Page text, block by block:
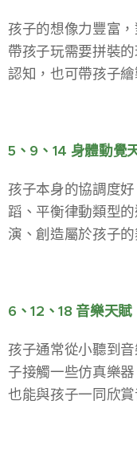
孩子的想像力豐富
帶孩子玩需要拼裝
認知，也可帶孩子
5、9、14 身體動覺
孩子本身的協調度
蹈、平衡律動類型
演、創造屬於孩子的
6、12、18 音樂天賦
孩子通常從小聽到
子接觸一些仿真樂
也能與孩子一同欣